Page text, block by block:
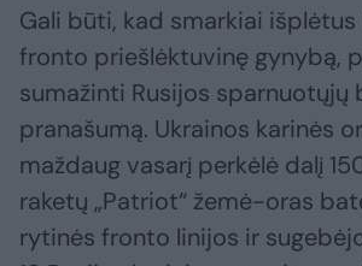
Gali būti, kad smarkiai išplėtus
fronto priešlėktuvinę gynybą,
sumažinti Rusijos sparnuotųjų
pranašumą. Ukrainos karinės
maždaug vasarį perkėlė dalį
raketų „Patriot“ žemė-oras
rytinės fronto linijos ir